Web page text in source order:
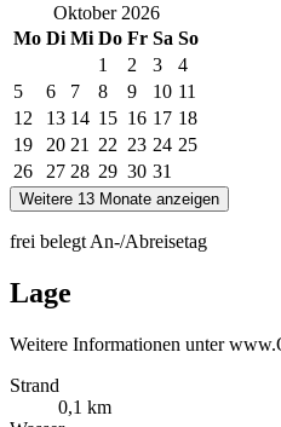
Oktober 2026
Mo Di Mi Do Fr Sa So
1
2 3
4
5
6 7 8 9 10 11
12
13 14 15 16 17 18
19
20 21 22 23 24 25
26
27 28 29 30 31
Weitere 13 Monate anzeigen
frei belegt An-/Abreisetag
Lage
Weitere Informationen unter
Strand
0,1 km